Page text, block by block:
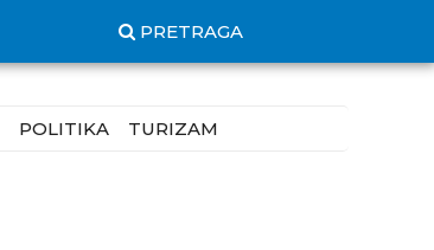
PRETRAGA
POLITIKA TURIZAM